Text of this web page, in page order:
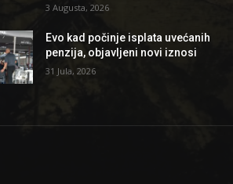
3 Augusta, 2026
Evo kad počinje isplata uvećanih
penzija, objavljeni novi iznosi
31 Jula, 2026